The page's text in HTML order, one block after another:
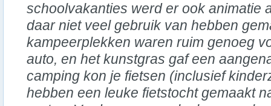
schoolvakanties werd er ook animatie
daar niet veel gebruik van hebben
kampeerplekken waren ruim genoeg
auto, en het kunstgras gaf een
camping kon je fietsen (inclusief
hebben een leuke fietstocht gemaakt